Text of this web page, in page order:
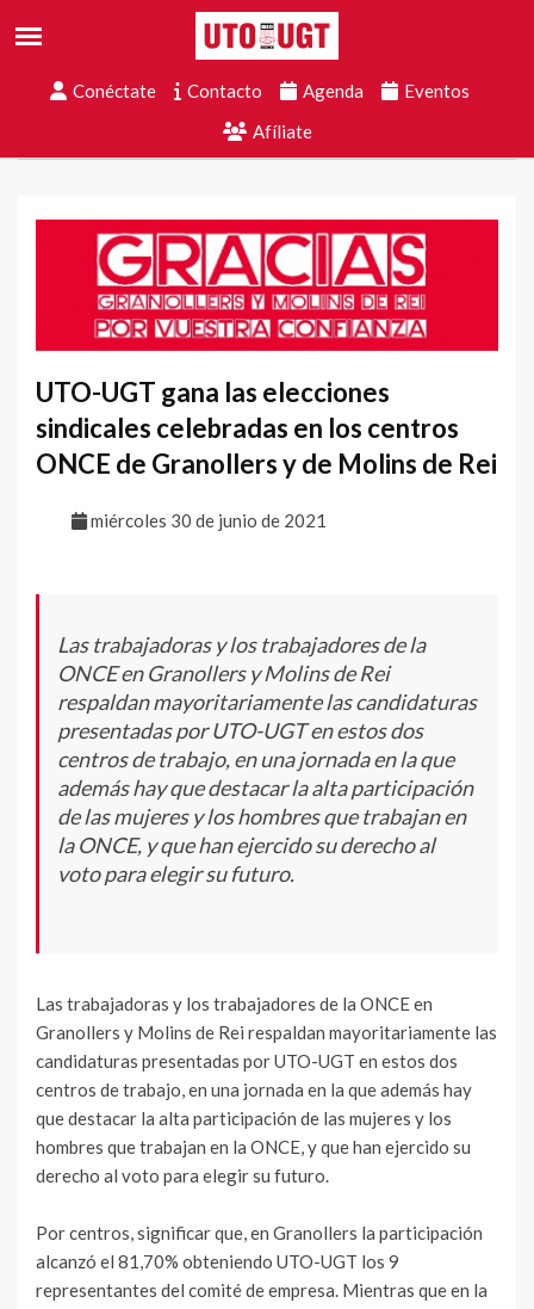
Conéctate Contacto Agenda
Eventos
Afíliate
UTO-UGT gana las elecciones
sindicales celebradas en los centros
ONCE de Granollers y de Molins de Rei
miércoles 30 de junio de 2021
Las trabajadoras y los trabajadores de la
ONCE en Granollers y Molins de Rei
respaldan mayoritariamente las candidaturas
presentadas por UTO-UGT en estos dos
centros de trabajo, en una jornada en la que
además hay que destacar la alta participación
de las mujeres y los hombres que trabajan en
la ONCE, y que han ejercido su derecho al
voto para elegir su futuro.
Las trabajadoras y los trabajadores de la ONCE en
Granollers y Molins de Rei respaldan mayoritariamente las
candidaturas presentadas por UTO-UGT en estos dos
centros de trabajo, en una jornada en la que además hay
que destacar la alta participación de las mujeres y los
hombres que trabajan en la ONCE, y que han ejercido su
derecho al voto para elegir su futuro.
Por centros, significar que, en Granollers la participación
alcanzó el 81,70% obteniendo UTO-UGT los 9
representantes del comité de empresa. Mientras que en la